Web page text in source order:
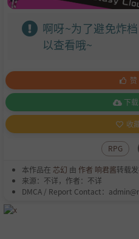
啊呀~为了避免炸
以查看哦~
赞
下载
收
RPG
本作品在 芯幻 由 作者 响君酱转载发
来源：不详，作者：不详
DMCA / Report Contact：